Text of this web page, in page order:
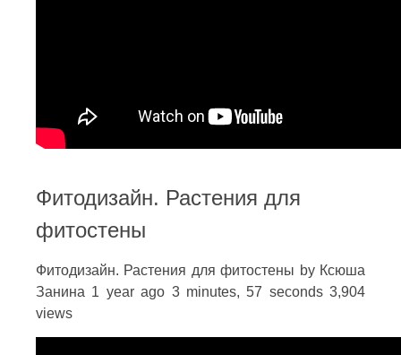
Фитодизайн. Растения для
фитостены
Фитодизайн. Растения для фитостены by Ксюша
Занина 1 year ago 3 minutes, 57 seconds 3,904
views